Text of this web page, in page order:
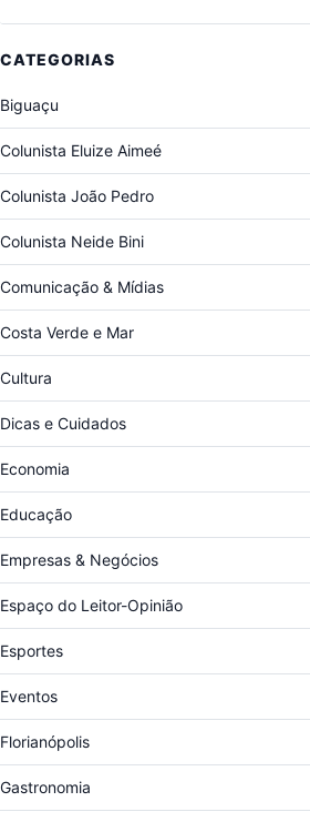
CATEGORIAS
Biguaçu
Colunista Eluize Aimeé
Colunista João Pedro
Colunista Neide Bini
Comunicação & Mídias
Costa Verde e Mar
Cultura
Dicas e Cuidados
Economia
Educação
Empresas & Negócios
Espaço do Leitor-Opinião
Esportes
Eventos
Florianópolis
Gastronomia